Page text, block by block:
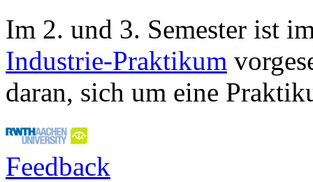
Im 2. und 3. Semester ist
Industrie-Praktikum
daran, sich um eine
Feedback